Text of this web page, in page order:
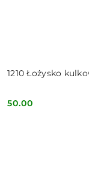
1210 Łożysko
Cena:
50.00